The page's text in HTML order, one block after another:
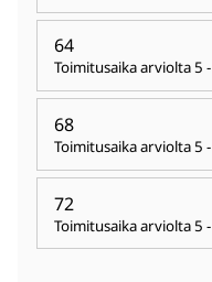
64
Toimitusaika arviolta5
68
Toimitusaika arviolta5
72
Toimitusaika arviolta 5